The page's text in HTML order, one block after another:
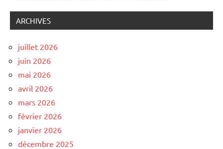
ARCHIVES
juillet 2026
juin 2026
mai 2026
avril 2026
mars 2026
février 2026
janvier 2026
décembre 2025